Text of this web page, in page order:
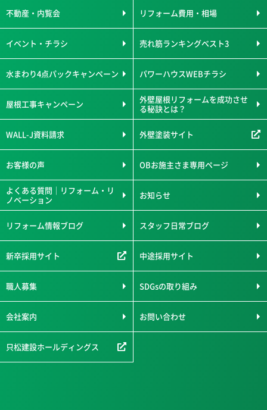
不動産・内覧会 リフォーム費用・相場
イベント・チラシ 売れ筋ランキングベスト3
水まわり4点パックキャンペーン パワーハウスWEBチラシ
屋根工事キャンペーン
外壁屋根リフォームを成功させ
る秘訣とは？
WALL-J資料請求 外壁塗装サイト
お客様の声 OBお施主さま専用ページ
よくある質問｜リフォーム・リ
ノベーション
お知らせ
リフォーム情報ブログ スタッフ日常ブログ
新卒採用サイト 中途採用サイト
職人募集 SDGsの取り組み
会社案内 お問い合わせ
只松建設ホールディングス